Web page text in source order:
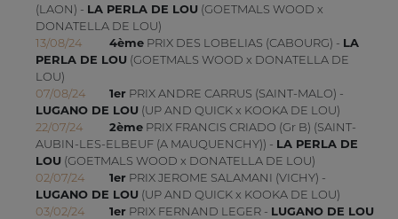
(LAON) - LA PERLA DE LOU (GOETMALS WOOD x
DONATELLA DE LOU)
13/08/24
4èmePRIX DES LOBELIAS (CABOURG) - LA
PERLA DE LOU (GOETMALS WOOD x DONATELLA DE
LOU)
07/08/24
1erPRIX ANDRE CARRUS (SAINT-MALO) -
LUGANO DE LOU (UP AND QUICK x KOOKA DE LOU)
22/07/24
2èmePRIX FRANCIS CRIADO (Gr B) (SAINT-
AUBIN-LES-ELBEUF (A MAUQUENCHY)) - LA PERLA DE
LOU (GOETMALS WOOD x DONATELLA DE LOU)
02/07/24
1erPRIX JEROME SALAMANI (VICHY) -
LUGANO DE LOU (UP AND QUICK x KOOKA DE LOU)
03/02/24
1erPRIX FERNAND LEGER - LUGANO DE LOU